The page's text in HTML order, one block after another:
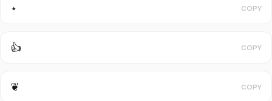
⋆ COPY
👍 COPY
❦ COPY